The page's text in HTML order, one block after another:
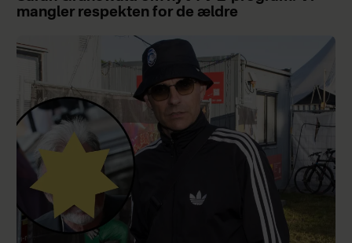
mangler respekten for de ældre